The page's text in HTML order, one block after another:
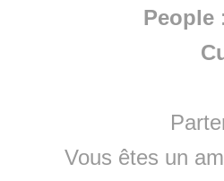
People
Vous êtes un